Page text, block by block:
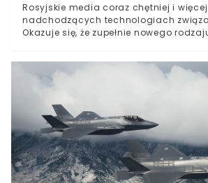
Rosyjskie media coraz chętniej i
nadchodzących technologiach
Okazuje się, że zupełnie nowego